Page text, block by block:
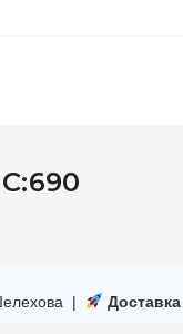
| Доставка